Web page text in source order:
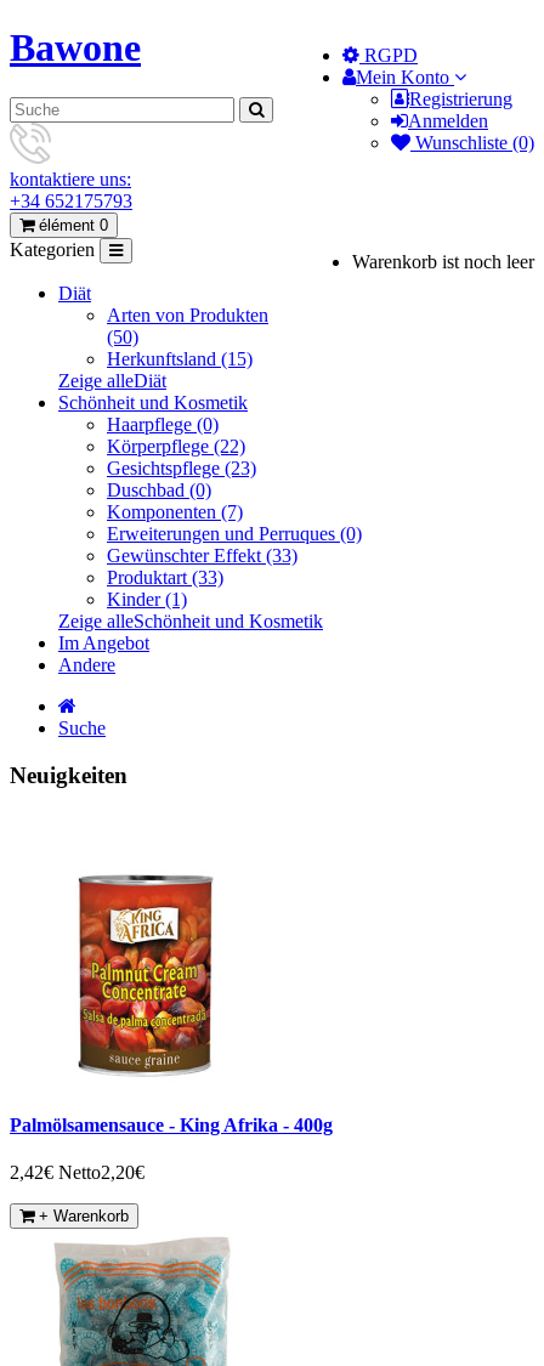
RGPD
Mein Konto
Registrierung
Anmelden
Wunschliste (0)
Bawone
kontaktiere uns:
+34 652175793
élément 0
Warenkorb ist noch leer
Kategorien
Diät
Arten von Produkten
(50)
Herkunftsland (15)
Zeige alleDiät
Schönheit und Kosmetik
Haarpflege (0)
Körperpflege (22)
Gesichtspflege (23)
Duschbad (0)
Komponenten (7)
Erweiterungen und Perruques (0)
Gewünschter Effekt (33)
Produktart (33)
Kinder (1)
Zeige alleSchönheit und Kosmetik
Im Angebot
Andere
Suche
Neuigkeiten
Palmölsamensauce - King Afrika - 400g
2,42€ Netto2,20€
+ Warenkorb